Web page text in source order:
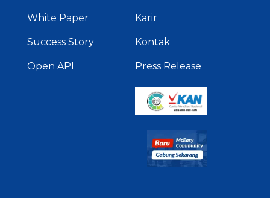
White Paper
Success Story
Open API
Karir
Kontak
Press Release